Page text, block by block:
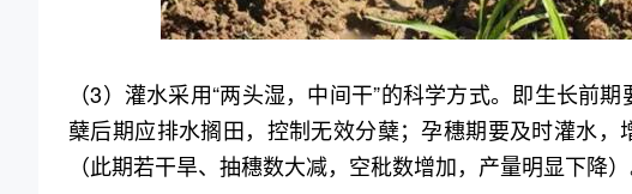
（3）灌水采用“两头湿，中间干”的科学方式。即生长前
蘖后期应排水搁田，控制无效分蘖；孕穗期要及时灌水
（此期若干旱、抽穗数大减，空秕数增加，产量明显下降）